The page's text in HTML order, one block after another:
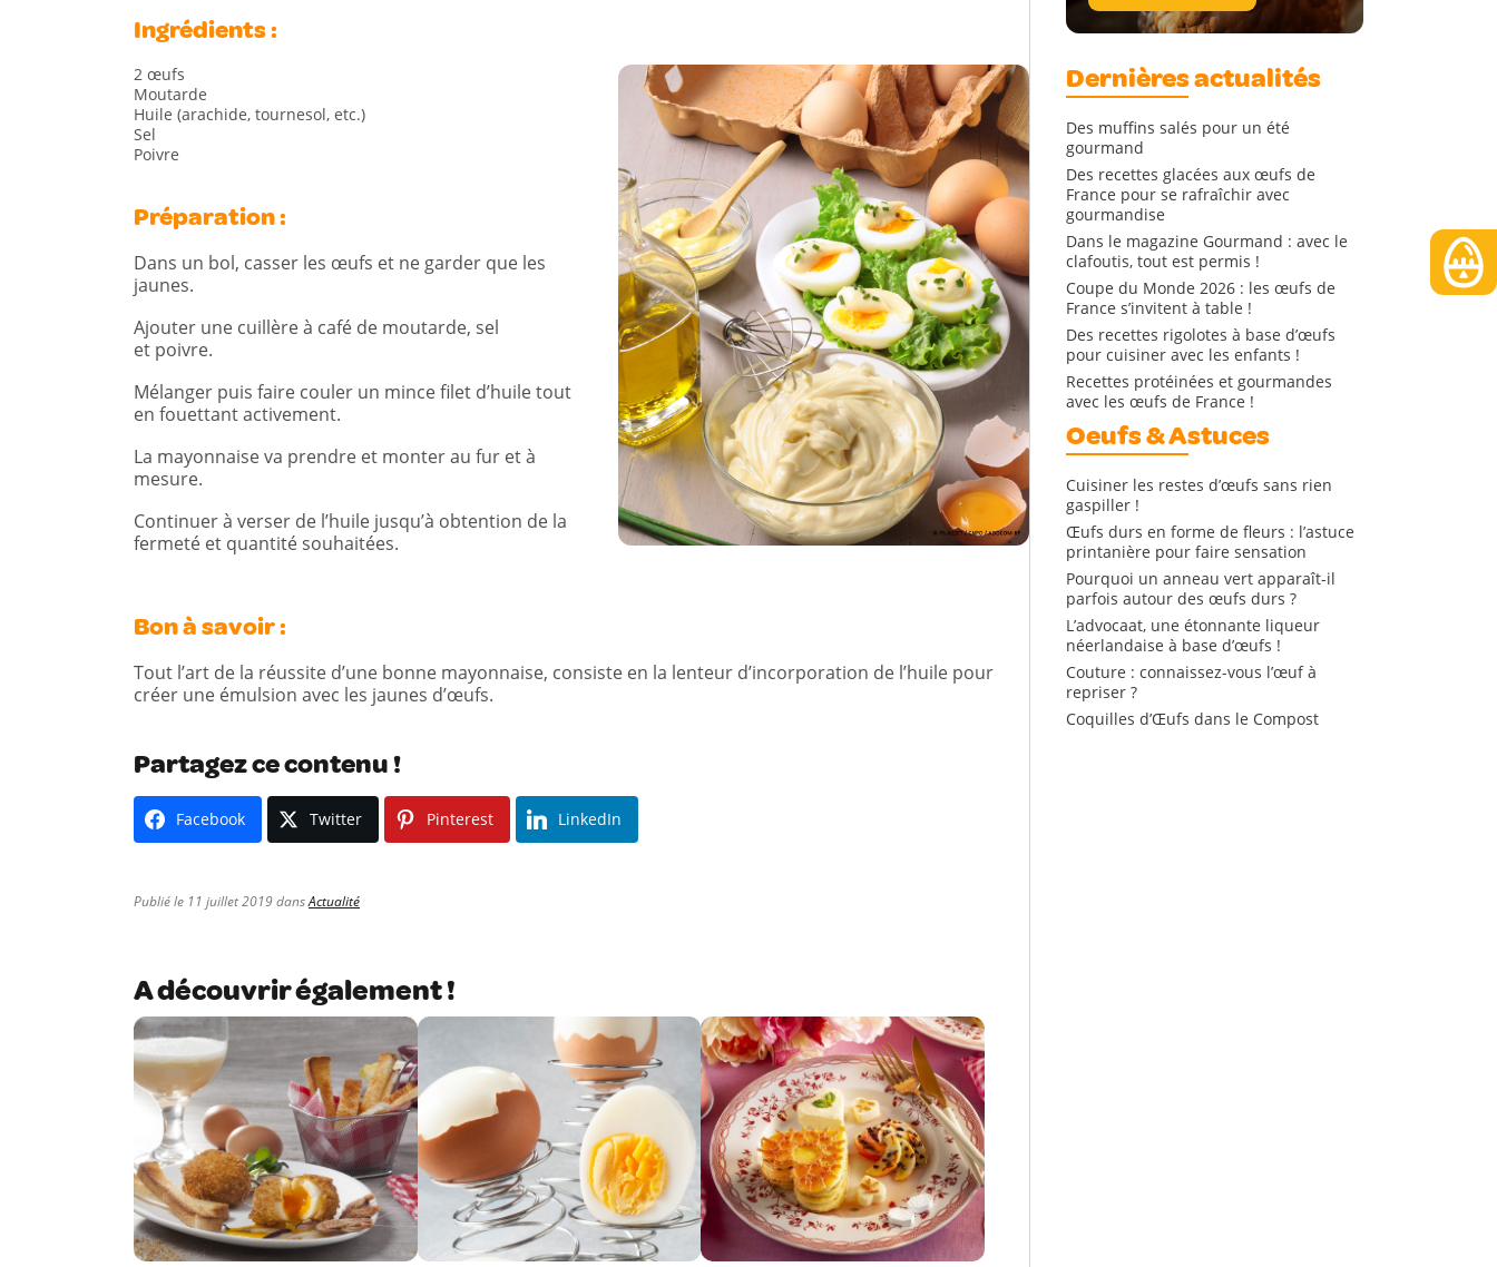
Ingrédients :
2 œufs
Moutarde
Huile (arachide, tournesol, etc.)
Sel
Poivre
Préparation :
Dans un bol, casser les œufs et ne garder que les
jaunes.
Ajouter une cuillère à café de moutarde, sel
et poivre.
Mélanger puis faire couler un mince filet d’huile tout
en fouettant activement.
La mayonnaise va prendre et monter au fur et à
mesure.
Continuer à verser de l’huile jusqu’à obtention de la
fermeté et quantité souhaitées.
Bon à savoir :
Tout l’art de la réussite d’une bonne mayonnaise, consiste en la lenteur d’incorporation de l’huile pour
créer une émulsion avec les jaunes d’œufs.
Partagez ce contenu !
Facebook Twitter Pinterest LinkedIn
Publié le 11 juillet 2019 dansActualité
A découvrir également !
Dernières actualités
Des muffins salés pour un été
gourmand
Des recettes glacées aux œufs de
France pour se rafraîchir avec
gourmandise
Dans le magazine Gourmand : avec le
clafoutis, tout est permis !
Coupe du Monde 2026 : les œufs de
France s’invitent à table !
Des recettes rigolotes à base d’œufs
pour cuisiner avec les enfants !
Recettes protéinées et gourmandes
avec les œufs de France !
Oeufs & Astuces
Cuisiner les restes d’œufs sans rien
gaspiller !
Œufs durs en forme de fleurs : l’astuce
printanière pour faire sensation
Pourquoi un anneau vert apparaît-il
parfois autour des œufs durs ?
L’advocaat, une étonnante liqueur
néerlandaise à base d’œufs !
Couture : connaissez-vous l’œuf à
repriser ?
Coquilles d’Œufs dans le Compost